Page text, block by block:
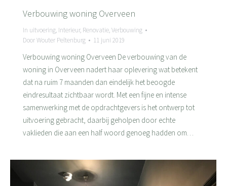
Verbouwing woning Overveen
In uitvoering, Interieur, Renovatie,Verbouwing
DoorWouter Peltenburg 11 juni 2019
Verbouwing woning Overveen De verbouwing van de
woning in Overveen nadert haar oplevering wat betekent
dat na ruim 7 maanden dan eindelijk het beoogde
eindresultaat zichtbaar wordt. Met een fijne en intense
samenwerking met de opdrachtgevers is het ontwerp tot
uitvoering gebracht, daarbij geholpen door echte
vaklieden die aan een half woord genoeg hadden om…